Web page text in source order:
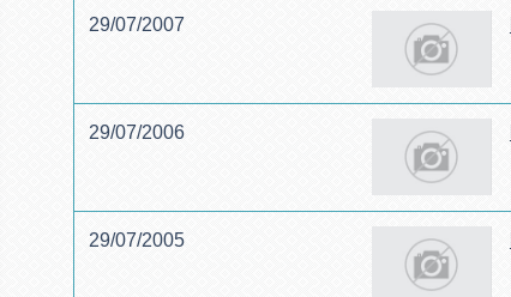
29/07/2007
29/07/2006
29/07/2005